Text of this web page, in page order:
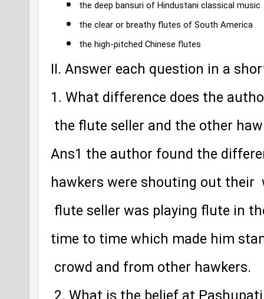
the deep bansuri of Hindustani classical music
the clear or breathy flutes of South America
the high-pitched Chinese flutes
II. Answer each question in a
1. What difference does the
the flute seller and the other
Ans1 the author found the
hawkers were shouting out their
flute seller was playing flute in
time to time which made him
crowd and from other hawkers.
2. What is the belief at